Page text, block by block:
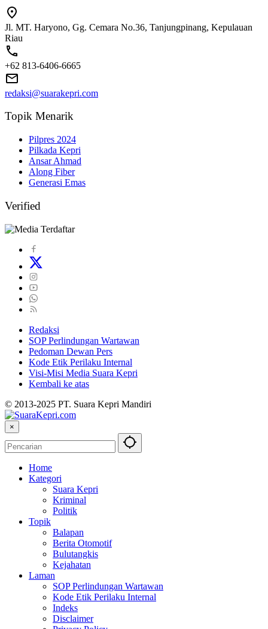
Jl. MT. Haryono, Gg. Cemara No.36, Tanjungpinang, Kepulauan
Riau
+62 813-6406-6665
redaksi@suarakepri.com
Topik Menarik
Pilpres 2024
Pilkada Kepri
Ansar Ahmad
Along Fiber
Generasi Emas
Verified
Redaksi
SOP Perlindungan Wartawan
Pedoman Dewan Pers
Kode Etik Perilaku Internal
Visi-Misi Media Suara Kepri
Kembali ke atas
© 2013-2025 PT. Suara Kepri Mandiri
×
Home
Kategori
Suara Kepri
Kriminal
Politik
Topik
Balapan
Berita Otomotif
Bulutangkis
Kejahatan
Laman
SOP Perlindungan Wartawan
Kode Etik Perilaku Internal
Indeks
Disclaimer